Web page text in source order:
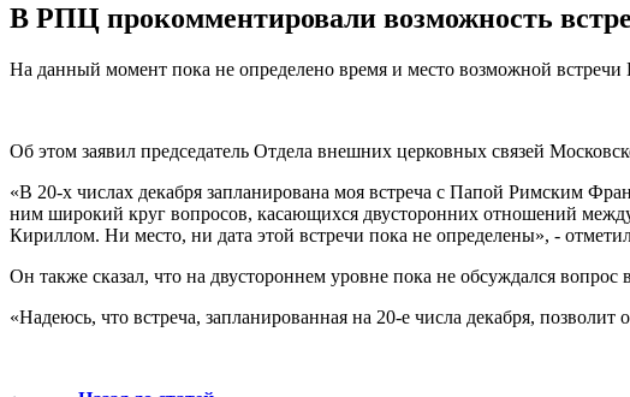
В РПЦ прокомментировали возможность
На данный момент пока не определено время и место возможной
Об этом заявил председатель Отдела внешних церковных связей
«В 20-х числах декабря запланирована моя встреча с Папой Римским
ним широкий круг вопросов, касающихся двусторонних отношений
Кириллом. Ни место, ни дата этой встречи пока не определены», -
Он также сказал, что на двустороннем уровне пока не обсуждался
«Надеюсь, что встреча, запланированная на 20-е числа декабря,